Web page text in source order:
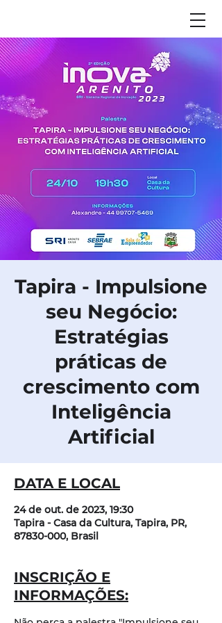
Tapira - Impulsione
seu Negócio:
Estratégias
práticas de
crescimento com
Inteligência
Artificial
DATA E LOCAL
24 de out. de 2023, 19:30
Tapira - Casa da Cultura, Tapira, PR,
87830-000, Brasil
INSCRIÇÃO E
INFORMAÇÕES: